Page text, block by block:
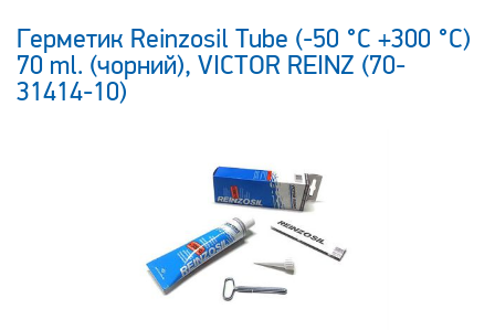
О НАС
КОНТАКТЫ
Герметик Reinzosil Tube (-50 °C +300 °C)
70 ml. (чорний), VICTOR REINZ (70-
31414-10)